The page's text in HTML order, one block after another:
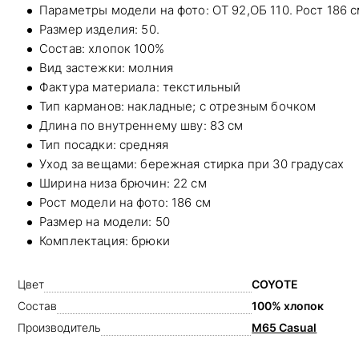
Параметры модели на фото: ОТ 92,ОБ 110. Рост 186
Размер изделия: 50.
Состав: хлопок 100%
Вид застежки: молния
Фактура материала: текстильный
Тип карманов: накладные; с отрезным бочком
Длина по внутреннему шву: 83 см
Тип посадки: средняя
Уход за вещами: бережная стирка при 30 градусах
Ширина низа брючин: 22 см
Рост модели на фото: 186 см
Размер на модели: 50
Комплектация: брюки
Цвет
COYOTE
Состав
100% хлопок
Производитель
M65 Casual